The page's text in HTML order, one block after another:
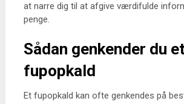
at narre dig til at afgive værdifulde
penge.
Sådan genkender du
fupopkald
Et fupopkald kan ofte genkendes på